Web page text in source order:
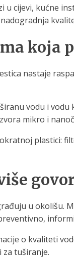
cijevi, kućne
koja
nastaje
vodu i
mikro i
plastici:
u
o kvaliteti
za tuširanje.